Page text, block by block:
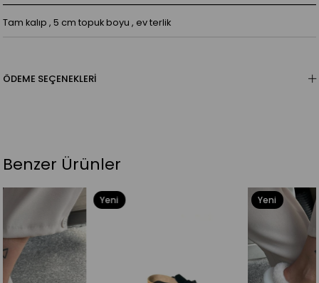
Tam kalıp , 5 cm topuk boyu , ev terlik
ÖDEME SEÇENEKLERI
Benzer Ürünler
Yeni